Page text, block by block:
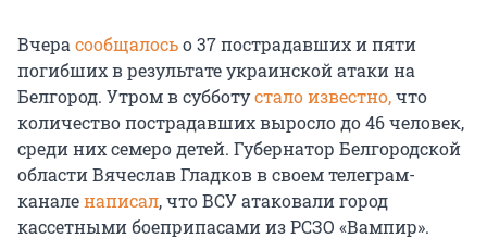
Вчера сообщалосьо 37 пострадавших и пяти
погибших в результате украинской атаки на
Белгород. Утром в субботустало известно,что
количество пострадавших выросло до 46 человек,
среди них семеро детей. Губернатор Белгородской
области Вячеслав Гладков в своем телеграм-
каналенаписал, что ВСУ атаковали город
кассетными боеприпасами из РСЗО «Вампир».